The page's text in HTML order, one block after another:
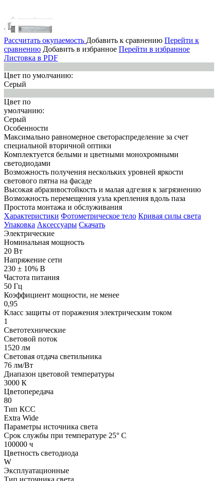
Рассчитать окупаемость Добавить к сравнению Перейти к
сравнению Добавить в избранное Перейти в избранное
Листовка в PDF
Цвет по умолчанию:
Серый
Цвет по
умолчанию:
Серый
Особенности
Максимально равномерное светораспределение за счет
специальной вторичной оптики
Комплектуется белыми и цветными монохромными
светодиодами
Возможность получения нескольких уровней яркости
светового пятна на фасаде
Высокая абразивостойкость и малая адгезия к загрязнению
Возможность перемещения узла крепления вдоль паза
Простота монтажа и обслуживания
Характеристики Фотометрическое тело Кривая силы света
Упаковка Аксессуары Скачать
Электрические
Номинальная мощность
20 Вт
Напряжение сети
230 ± 10% В
Частота питания
50 Гц
Коэффициент мощности, не менее
0,95
Класс защиты от поражения электрическим током
1
Светотехнические
Световой поток
1520 лм
Световая отдача светильника
76 лм/Вт
Диапазон цветовой температуры
3000 К
Цветопередача
80
Тип КСС
Extra Wide
Параметры источника света
Срок службы при температуре 25° С
100000 ч
Цветность светодиода
W
Эксплуатационные
Тип источника света